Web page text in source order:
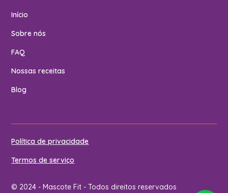
Início
Sobre nós
FAQ
Nossas receitas
Blog
© 2024 - Mascote Fit - Todos direitos reservados
Política de privacidade
Termos de serviço